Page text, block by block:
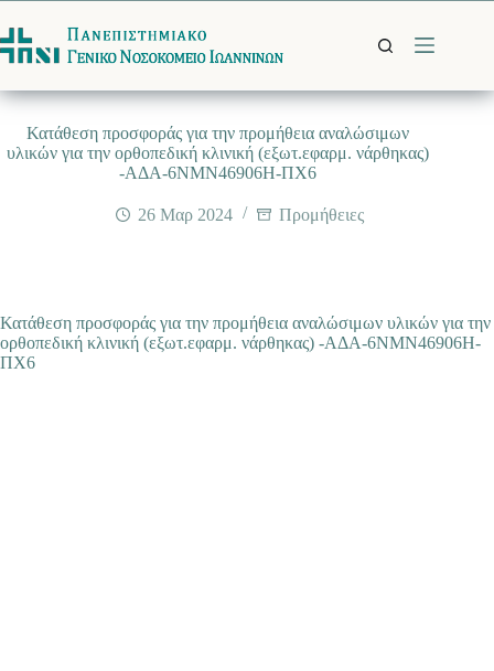
στο
περιεχόμενο
Κατάθεση προσφοράς για την προμήθεια αναλώσιμων
υλικών για την ορθοπεδική κλινική (εξωτ.εφαρμ. νάρθηκας)
-ΑΔΑ-6ΝΜΝ46906Η-ΠΧ6
26 Μαρ 2024 Προμήθειες
Κατάθεση προσφοράς για την προμήθεια αναλώσιμων υλικών για την
ορθοπεδική κλινική (εξωτ.εφαρμ. νάρθηκας) -ΑΔΑ-6ΝΜΝ46906Η-
ΠΧ6